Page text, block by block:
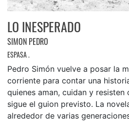
LO INESPERADO
SIMON PEDRO
ESPASA .
Pedro Simón vuelve a posar la
corriente para contar una
quienes aman, cuidan y resisten
sigue el guion previsto. La
alrededor de varias